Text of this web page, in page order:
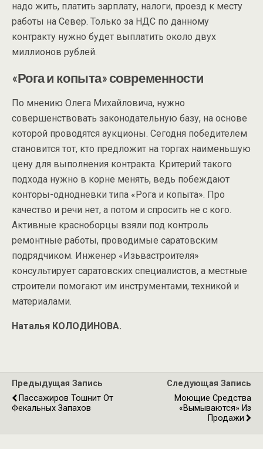
надо жить, платить зарплату, налоги, проезд к месту
работы на Север. Только за НДС по данному
контракту нужно будет выплатить около двух
миллионов рублей.
«Рога и копыта» современности
По мнению Олега Михайловича, нужно
совершенствовать законодательную базу, на основе
которой проводятся аукционы. Сегодня победителем
становится тот, кто предложит на торгах наименьшую
цену для выполнения контракта. Критерий такого
подхода нужно в корне менять, ведь побеждают
конторы-однодневки типа «Рога и копыта». Про
качество и речи нет, а потом и спросить не с кого.
Активные красноборцы взяли под контроль
ремонтные работы, проводимые саратовским
подрядчиком. Инженер «Изьвастроителя»
консультирует саратовских специалистов, а местные
строители помогают им инструментами, техникой и
материалами.
Наталья КОЛОДИНОВА.
Предыдущая Запись
Пассажиров Тошнит От
Фекальных Запахов
Следующая Запись
Моющие Средства
«вымываются» Из
Продажи